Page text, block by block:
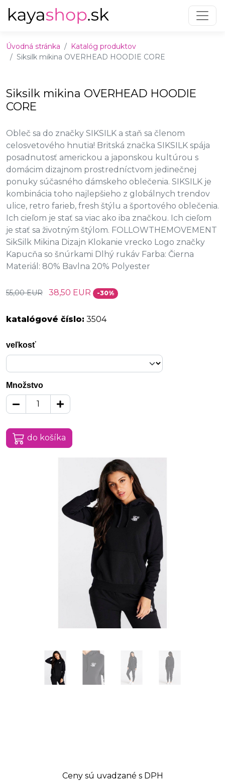
Úvodná stránka
Katalóg produktov
Siksilk mikina OVERHEAD HOODIE CORE
Siksilk mikina OVERHEAD HOODIE
CORE
Obleč sa do značky SIKSILK a staň sa členom
celosvetového hnutia! Britská značka SIKSILK spája
posadnutosť americkou a japonskou kultúrou s
domácim dizajnom prostredníctvom jedinečnej
ponuky súčasného dámskeho oblečenia. SIKSILK je
kombinácia toho najlepšieho z globálnych trendov
ulice, retro farieb, fresh štýlu a športového oblečenia.
Ich cieľom je stať sa viac ako iba značkou. Ich cieľom
je stať sa životným štýlom. FOLLOWTHEMOVEMENT
SikSilk Mikina Dizajn Klokanie vrecko Logo značky
Kapucňa so šnúrkami Dlhý rukáv Farba: Čierna
Materiál: 80% Bavlna 20% Polyester
55,00 EUR 38,50 EUR -30%
katalógové číslo: 3504
veľkosť
Množstvo
do košíka
Ceny sú uvadzané s DPH